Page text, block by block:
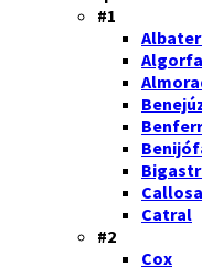
#1
Algorfa
Catral
#2
Cox